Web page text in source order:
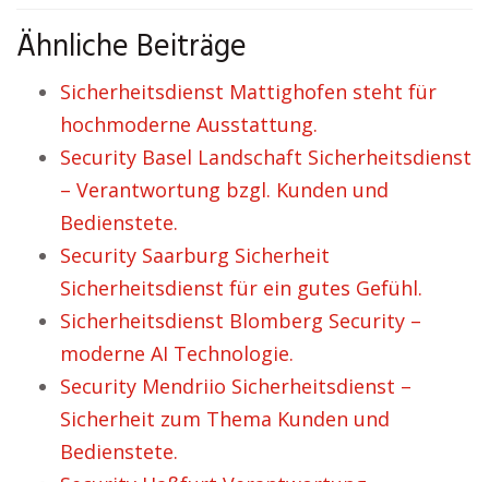
Ähnliche Beiträge
Sicherheitsdienst Mattighofen steht für
hochmoderne Ausstattung.
Security Basel Landschaft Sicherheitsdienst
– Verantwortung bzgl. Kunden und
Bedienstete.
Security Saarburg Sicherheit
Sicherheitsdienst für ein gutes Gefühl.
Sicherheitsdienst Blomberg Security –
moderne AI Technologie.
Security Mendriio Sicherheitsdienst –
Sicherheit zum Thema Kunden und
Bedienstete.